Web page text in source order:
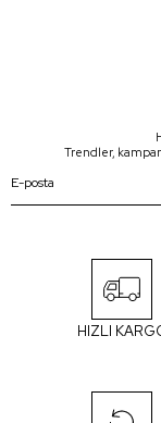
Trendler,
HIZLI